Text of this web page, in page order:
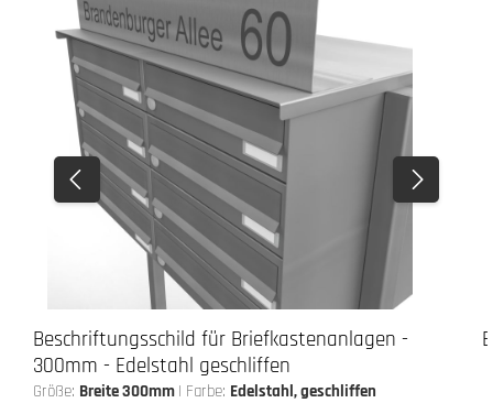
Beschriftungsschild für Briefkastenanlagen -
300mm - Edelstahl geschliffen
Größe: Breite 300mm | Farbe: Edelstahl, geschliffen